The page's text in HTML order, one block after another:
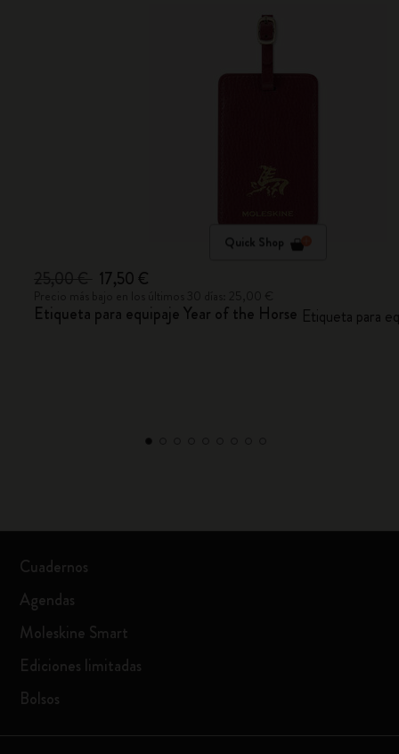
Quick Shop
17,50 €
Etiqueta para equipaje Year of the Horse Etiqueta para
Cuadernos
Agendas
Moleskine Smart
Ediciones limitadas
Bolsos